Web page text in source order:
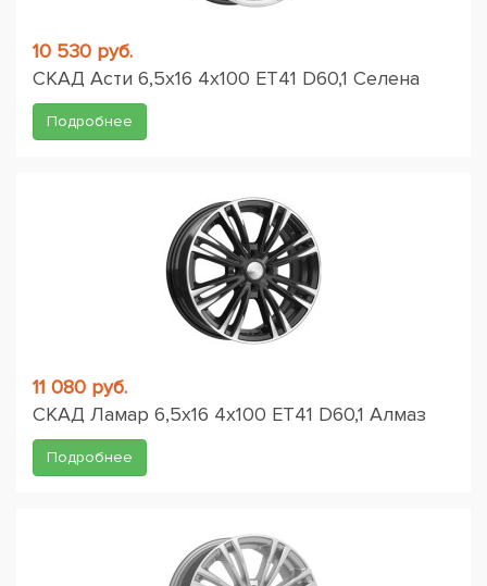
10 530 руб.
СКАД Асти 6,5x16 4x100 ET41 D60,1 Селена
Подробнее
11 080 руб.
СКАД Ламар 6,5x16 4x100 ET41 D60,1 Алмаз
Подробнее